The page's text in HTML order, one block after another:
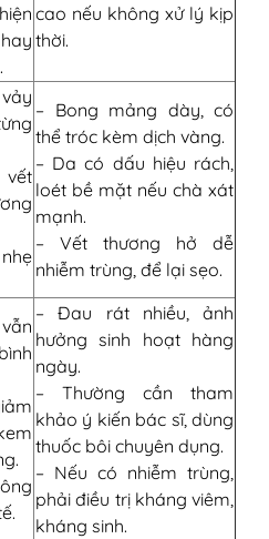
cao nếu không xử lý kịp
thời.
vết
– Bong mảng dày, có
thể tróc kèm dịch vàng.
– Da có dấu hiệu rách,
loét bề mặt nếu chà xát
mạnh.
– Vết thương hở dễ
nhiễm trùng, để lại sẹo.
– Đau rát nhiều, ảnh
hưởng sinh hoạt hàng
ngày.
– Thường cần tham
khảo ý kiến bác sĩ, dùng
thuốc bôi chuyên dụng.
– Nếu có nhiễm trùng,
phải điều trị kháng viêm,
kháng sinh.